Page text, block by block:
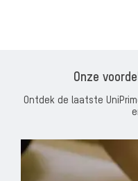
Onze
Ontdek de laatste